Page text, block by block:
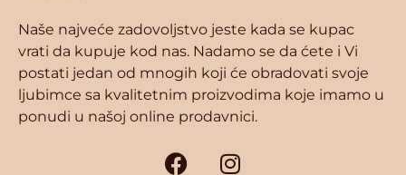
Naše najveće zadovoljstvo jeste kada se kupac
vrati da kupuje kod nas. Nadamo se da ćete i Vi
postati jedan od mnogih koji će obradovati svoje
ljubimce sa kvalitetnim proizvodima koje imamo u
ponudi u našoj online prodavnici.